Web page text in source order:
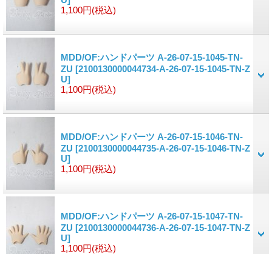
1,100円(税込)
MDD/OF:ハンドパーツ A-26-07-15-1045-TN-
ZU [2100130000044734-A-26-07-15-1045-TN-Z
U]
1,100円(税込)
MDD/OF:ハンドパーツ A-26-07-15-1046-TN-
ZU [2100130000044735-A-26-07-15-1046-TN-Z
U]
1,100円(税込)
MDD/OF:ハンドパーツ A-26-07-15-1047-TN-
ZU [2100130000044736-A-26-07-15-1047-TN-Z
U]
1,100円(税込)